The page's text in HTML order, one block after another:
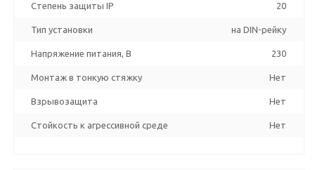
Степень защиты IP 20
Тип установки на DIN-рейку
Напряжение питания, В 230
Монтаж в тонкую стяжку Нет
Взрывозащита Нет
Стойкость к агрессивной среде Нет